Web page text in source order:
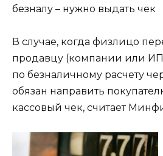
безналу – нужно выдать чек
В случае, когда физлицо
продавцу (компании или ИП)
по безналичному расчету
обязан направить
кассовый чек, считает